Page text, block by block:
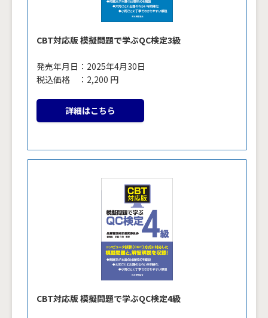
CBT対応版 模擬問題で学ぶQC検定3級
発売年月日：2025年4月30日
税込価格 ：2,200 円
詳細はこちら
CBT対応版 模擬問題で学ぶQC検定4級